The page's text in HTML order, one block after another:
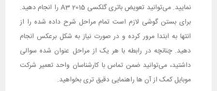
نمایید. می‌توانید تعویض باتری گلکسی A3 2015 را انجام دهید.
برای بستن گوشی لازم است تمام مراحل شرح داده شده را از
انتها به ابتدا مرور کرده و در صورت نیاز به شکل برعکس انجام
دهید. چنانچه در رابطه با هر یک از مراحل عنوان شده سوالی
داشتید، می‌توانید ضمن تماس با کارشناسان واحد تعمیر شرکت
موبایل کمک از آن ها راهنمایی دقیق تری بخواهید.